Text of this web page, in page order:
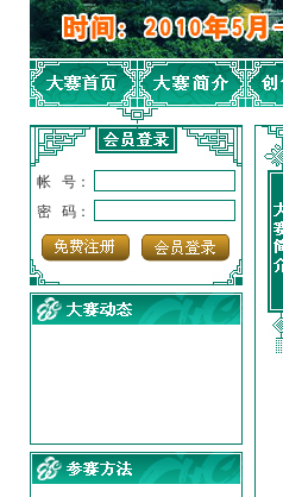
帐 号：
密 码：
·【诗意·名城】地铁展示作...
诗意名城·地铁时间